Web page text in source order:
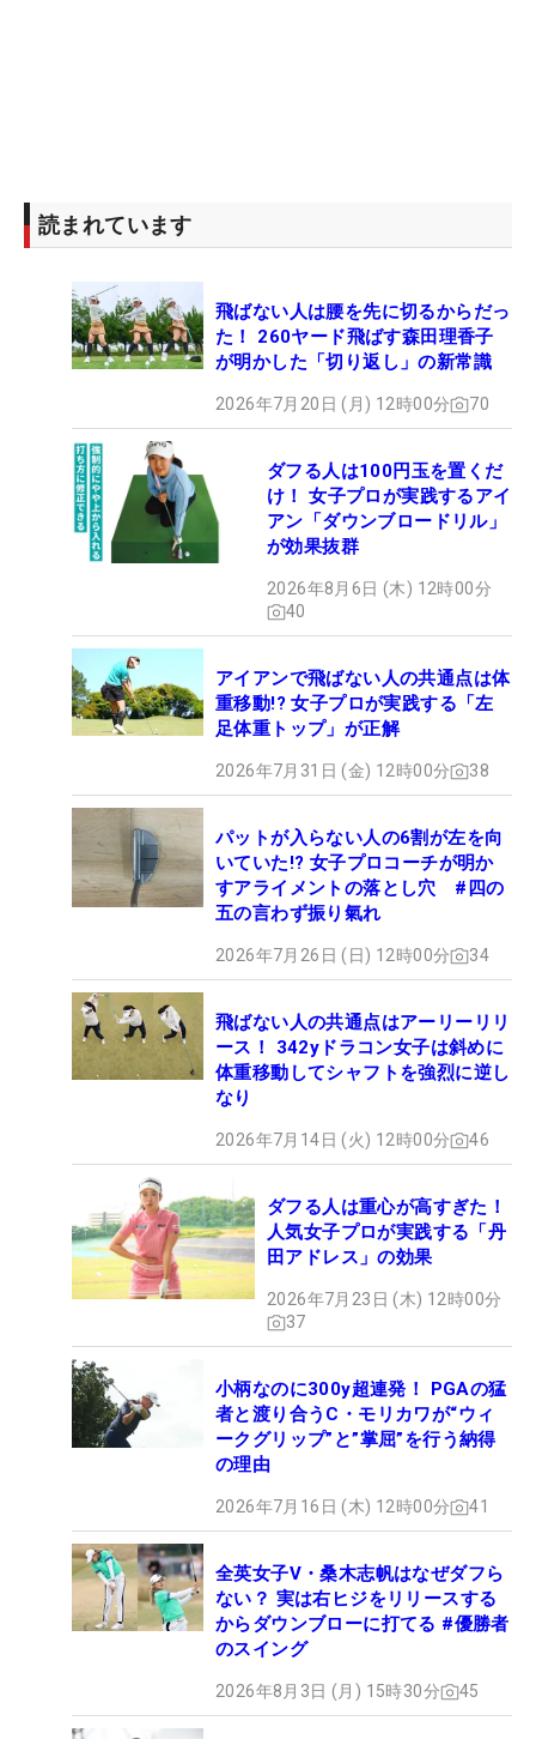
読まれています
飛ばない人は腰を先に切るからだっ
た！ 260ヤード飛ばす森田理香子
が明かした「切り返し」の新常識
2026年7月20日 (月) 12時00分 70
ダフる人は100円玉を置くだ
け！ 女子プロが実践するアイ
アン「ダウンブロードリル」
が効果抜群
2026年8月6日 (木) 12時00分
40
アイアンで飛ばない人の共通点は体
重移動!? 女子プロが実践する「左
足体重トップ」が正解
2026年7月31日 (金) 12時00分 38
パットが入らない人の6割が左を向
いていた!? 女子プロコーチが明か
すアライメントの落とし穴 #四の
五の言わず振り氣れ
2026年7月26日 (日) 12時00分 34
飛ばない人の共通点はアーリーリリ
ース！ 342yドラコン女子は斜めに
体重移動してシャフトを強烈に逆し
なり
2026年7月14日 (火) 12時00分 46
ダフる人は重心が高すぎた！
人気女子プロが実践する「丹
田アドレス」の効果
2026年7月23日 (木) 12時00分
37
小柄なのに300y超連発！ PGAの猛
者と渡り合うC・モリカワが“ウィ
ークグリップ”と”掌屈”を行う納得
の理由
2026年7月16日 (木) 12時00分 41
全英女子V・桑木志帆はなぜダフら
ない？ 実は右ヒジをリリースする
からダウンブローに打てる #優勝者
のスイング
2026年8月3日 (月) 15時30分 45